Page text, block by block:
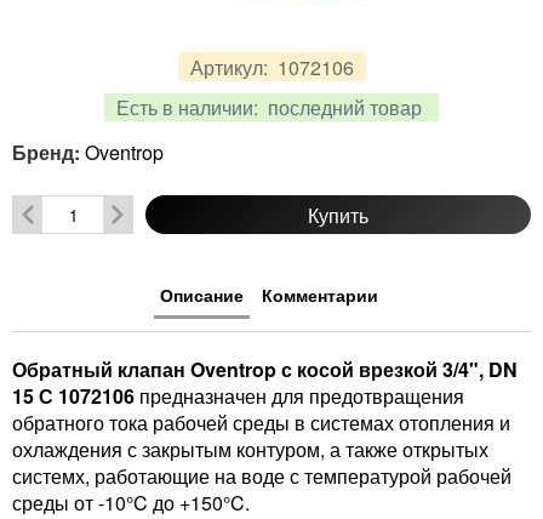
Артикул: 1072106
Есть в наличии: последний товар
Бренд: Oventrop
Купить
Описание Комментарии
Обратный клапан Oventrop с косой врезкой 3/4", DN
15 С 1072106 предназначен для предотвращения
обратного тока рабочей среды в системах отопления и
охлаждения с закрытым контуром, а также открытых
системх, работающие на воде с температурой рабочей
среды от -10°C до +150°C.